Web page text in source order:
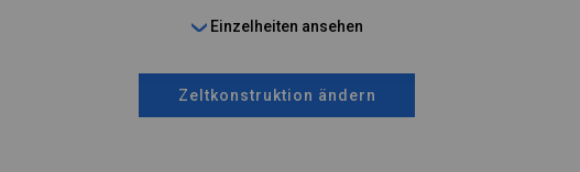
Einzelheiten ansehen
Zeltkonstruktion ändern